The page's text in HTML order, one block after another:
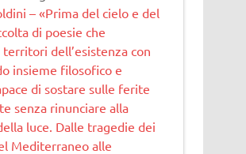
– «Prima del cielo e del
di poesie che
dell’esistenza con
insieme filosofico e
di sostare sulle ferite
senza rinunciare alla
luce. Dalle tragedie dei
Mediterraneo alle